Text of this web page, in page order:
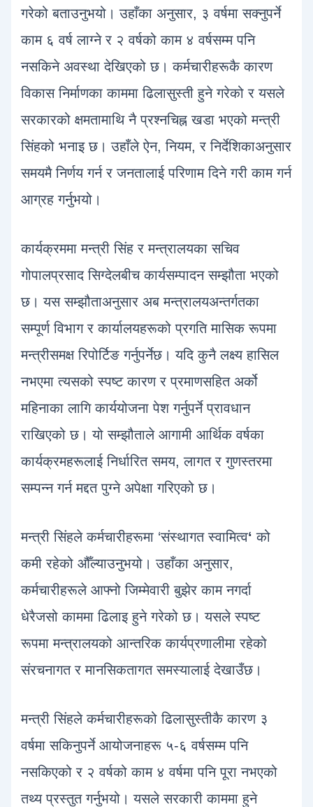
गरेको बताउनुभयो। उहाँका अनुसार, ३ वर्षमा सक्नुपर्ने
काम ६ वर्ष लाग्ने र २ वर्षको काम ४ वर्षसम्म पनि
नसकिने अवस्था देखिएको छ। कर्मचारीहरूकै कारण
विकास निर्माणका काममा ढिलासुस्ती हुने गरेको र यसले
सरकारको क्षमतामाथि नै प्रश्नचिह्न खडा भएको मन्त्री
सिंहको भनाइ छ। उहाँले ऐन, नियम, र निर्देशिकाअनुसार
समयमै निर्णय गर्न र जनतालाई परिणाम दिने गरी काम गर्न
आग्रह गर्नुभयो।
कार्यक्रममा मन्त्री सिंह र मन्त्रालयका सचिव
गोपालप्रसाद सिग्देलबीच कार्यसम्पादन सम्झौता भएको
छ। यस सम्झौताअनुसार अब मन्त्रालयअन्तर्गतका
सम्पूर्ण विभाग र कार्यालयहरूको प्रगति मासिक रूपमा
मन्त्रीसमक्ष रिपोर्टिङ गर्नुपर्नेछ। यदि कुनै लक्ष्य हासिल
नभएमा त्यसको स्पष्ट कारण र प्रमाणसहित अर्को
महिनाका लागि कार्ययोजना पेश गर्नुपर्ने प्रावधान
राखिएको छ। यो सम्झौताले आगामी आर्थिक वर्षका
कार्यक्रमहरूलाई निर्धारित समय, लागत र गुणस्तरमा
सम्पन्न गर्न मद्दत पुग्ने अपेक्षा गरिएको छ।
मन्त्री सिंहले कर्मचारीहरूमा ‘संस्थागत स्वामित्व‘ को
कमी रहेको औँल्याउनुभयो। उहाँका अनुसार,
कर्मचारीहरूले आफ्नो जिम्मेवारी बुझेर काम नगर्दा
धेरैजसो काममा ढिलाइ हुने गरेको छ। यसले स्पष्ट
रूपमा मन्त्रालयको आन्तरिक कार्यप्रणालीमा रहेको
संरचनागत र मानसिकतागत समस्यालाई देखाउँछ।
मन्त्री सिंहले कर्मचारीहरूको ढिलासुस्तीकै कारण ३
वर्षमा सकिनुपर्ने आयोजनाहरू ५-६ वर्षसम्म पनि
नसकिएको र २ वर्षको काम ४ वर्षमा पनि पूरा नभएको
तथ्य प्रस्तुत गर्नुभयो। यसले सरकारी काममा हुने